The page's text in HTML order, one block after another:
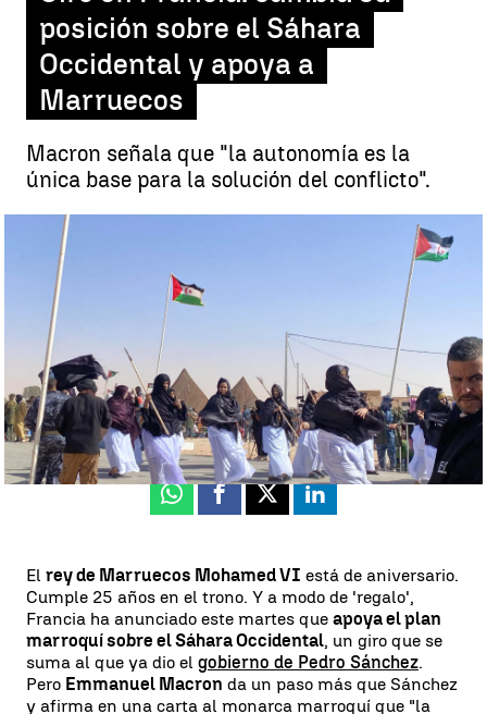
posición sobre el Sáhara
Occidental y apoya a
Marruecos
Macron señala que "la autonomía es la
única base para la solución del conflicto".
Francia cambia su posición sobre el Sáhara Occidental y apoya a
Marruecos |EFE
Luis Alcantud
Publicado:30 de julio de 2024, 16:29
Whatsapp
Facebook
X Linkedin
El rey de Marruecos Mohamed VI está de aniversario.
Cumple 25 años en el trono. Y a modo de 'regalo',
Francia ha anunciado este martes que apoya el plan
marroquí sobre el Sáhara Occidental, un giro que se
suma al que ya dio el gobierno de Pedro Sánchez.
Pero Emmanuel Macron da un paso más que Sánchez
y afirma en una carta al monarca marroquí que "la